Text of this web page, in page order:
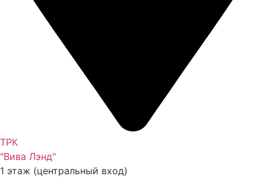
ТРК
"Вива Лэнд"
1 этаж (центральный вход)